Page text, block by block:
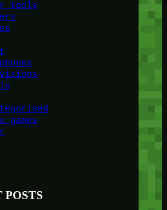
tools
games
POSTS